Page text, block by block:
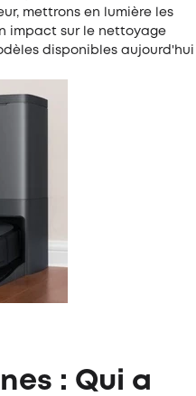
mettrons en lumière les
impact sur le nettoyage
disponibles aujourd'hui
: Qui a